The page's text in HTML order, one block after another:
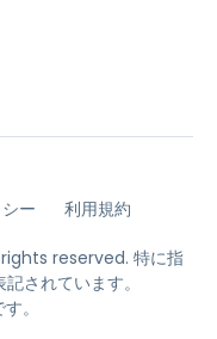
ー 利用規約
reserved. 特に指
されています。
。